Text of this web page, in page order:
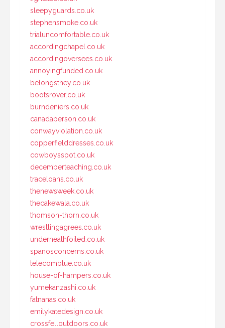
sleepyguards.co.uk
stephensmoke.co.uk
trialuncomfortable.co.uk
accordingchapel.co.uk
accordingoversees.co.uk
annoyingfunded.co.uk
belongsthey.co.uk
bootsrover.co.uk
burndeniers.co.uk
canadaperson.co.uk
conwayviolation.co.uk
copperfielddresses.co.uk
cowboysspot.co.uk
decemberteaching.co.uk
traceloans.co.uk
thenewsweek.co.uk
thecakewala.co.uk
thomson-thorn.co.uk
wrestlingagrees.co.uk
underneathfoiled.co.uk
spanosconcerns.co.uk
telecomblue.co.uk
house-of-hampers.co.uk
yumekanzashi.co.uk
fatnanas.co.uk
emilykatedesign.co.uk
crossfelloutdoors.co.uk